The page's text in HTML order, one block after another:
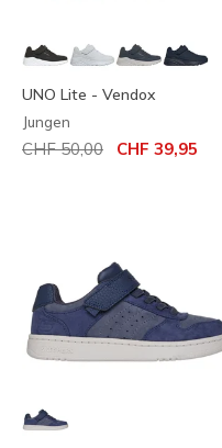
UNO Lite - Vendox
Jungen
Reduziert von
CHF 50,00 auf
CHF 39,95